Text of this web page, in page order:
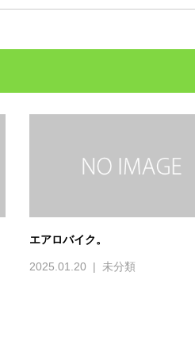
エアロバイク。
2025.01.20 未分類